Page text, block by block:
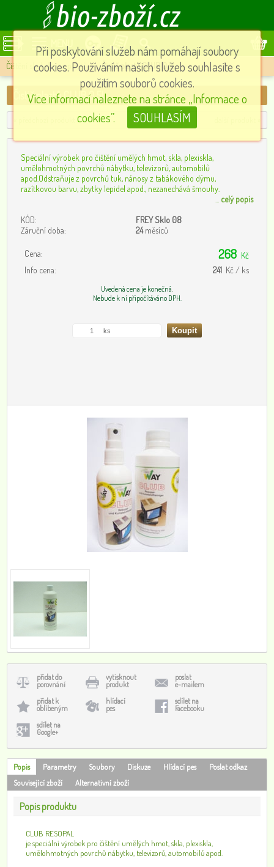
MENU
Čištění skel,oken a plastů » Čistič plastů CLUB 0,5l
Čistič plastů CLUB 0,5l
Speciální výrobek pro čištění umělých hmot, skla, plexiskla,
umělohmotných povrchů nábytku, televizorů, automobilů
apod.Odstraňuje z povrchů tuk, nánosy z tabákového dýmu,
razítkovou barvu, zbytky lepidel apod., nezanechává šmouhy.
celý popis
KÓD:
FREY Sklo 08
Záruční doba:
24měsíců
Cena: 268 Kč
Info cena:
241 Kč / ks
Uvedená cena je konečná.
Nebude k ní připočítáváno DPH.
přidat do
porovnání
vytisknout
produkt
poslat
e-mailem
přidat k
oblíbeným
hlídací
pes
sdílet na
Facebooku
sdílet na
Google+
Popis Parametry Soubory Diskuze Hlídací pes
Poslat odkaz
Související zboží
Alternativní zboží
Popis produktu
CLUB RESOPAL
je speciální výrobek pro čištění umělých hmot, skla, plexiskla,
umělohmotných povrchů nábytku, televizorů, automobilů apod.
Při poskytování služeb nám pomáhají soubory
cookies. Používáním našich služeb souhlasíte s
použitím souborů cookies.
Více informací naleznete na stránce „Informace o
cookies”.
SOUHLASÍM